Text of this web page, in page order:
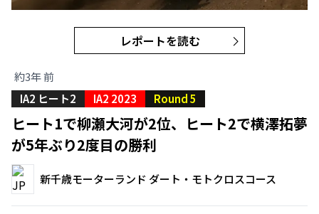
レポートを読む
約3年 前
IA2 ヒート2
IA2 2023 Round 5
ヒート1で柳瀬大河が2位、ヒート2で横澤拓夢
が5年ぶり2度目の勝利
新千歳モーターランド ダート・モトクロスコース